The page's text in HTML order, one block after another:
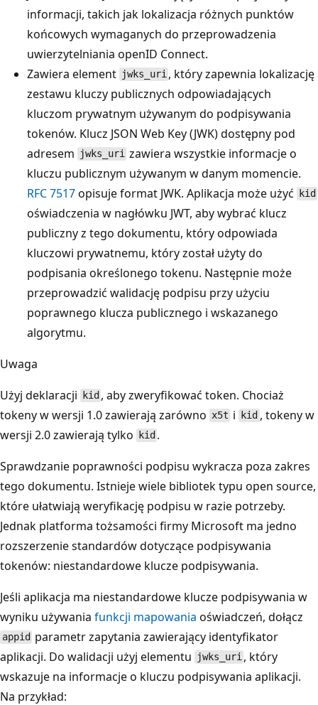
informacji, takich jak lokalizacja różnych punktów
końcowych wymaganych do przeprowadzenia
uwierzytelniania openID Connect.
Zawiera element jwks_uri , który zapewnia lokalizację
zestawu kluczy publicznych odpowiadających
kluczom prywatnym używanym do podpisywania
tokenów. Klucz JSON Web Key (JWK) dostępny pod
adresem
jwks_uri zawiera wszystkie informacje o
kluczu publicznym używanym w danym momencie.
RFC 7517opisuje format JWK. Aplikacja może użyć kid
oświadczenia w nagłówku JWT, aby wybrać klucz
publiczny z tego dokumentu, który odpowiada
kluczowi prywatnemu, który został użyty do
podpisania określonego tokenu. Następnie może
przeprowadzić walidację podpisu przy użyciu
poprawnego klucza publicznego i wskazanego
algorytmu.
Uwaga
Użyj deklaracji
kid , aby zweryfikować token. Chociaż
tokeny w wersji 1.0 zawierają zarówno x5t i kid , tokeny w
wersji 2.0 zawierają tylko
kid .
Sprawdzanie poprawności podpisu wykracza poza zakres
tego dokumentu. Istnieje wiele bibliotek typu open source,
które ułatwiają weryfikację podpisu w razie potrzeby.
Jednak platforma tożsamości firmy Microsoft ma jedno
rozszerzenie standardów dotyczące podpisywania
tokenów: niestandardowe klucze podpisywania.
Jeśli aplikacja ma niestandardowe klucze podpisywania w
wyniku używania funkcji mapowania oświadczeń, dołącz
appid parametr zapytania zawierający identyfikator
aplikacji. Do walidacji użyj elementu
jwks_uri , który
wskazuje na informacje o kluczu podpisywania aplikacji.
Na przykład: